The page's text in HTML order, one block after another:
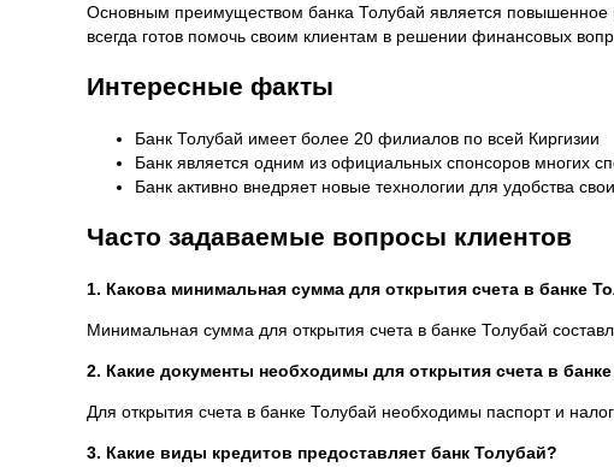
Основным преимуществом банка Толубай является повышенное
всегда готов помочь своим клиентам в решении финансовых
Интересные факты
Банк Толубай имеет более 20 филиалов по всей Киргизии
Банк является одним из официальных спонсоров многих
Банк активно внедряет новые технологии для удобства
Часто задаваемые вопросы клиентов
1. Какова минимальная сумма для открытия счета в банке
Минимальная сумма для открытия счета в банке Толубай
2. Какие документы необходимы для открытия счета в
Для открытия счета в банке Толубай необходимы паспорт и
3. Какие виды кредитов предоставляет банк Толубай?